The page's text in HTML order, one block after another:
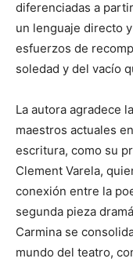
diferenciadas a
un lenguaje directo
esfuerzos de
soledad y del vacío
La autora agradece
maestros actuales
escritura, como su
Clement Varela,
conexión entre la
segunda pieza
Carmina se
mundo del teatro,